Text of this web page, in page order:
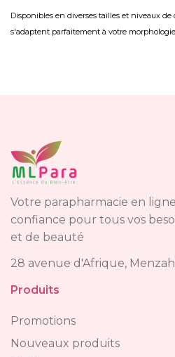
Disponibles en diverses tailles et niveaux de
s'adaptent parfaitement à votre
Votre parapharmacie en
confiance pour tous vos
et de beauté
28 avenue d'Afrique, Menzah
Produits
Promotions
Nouveaux produits